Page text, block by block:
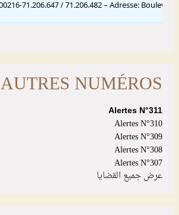
AUTRES NUMÉROS
Alertes N°311
Alertes N°310
Alertes N°309
Alertes N°308
Alertes N°307
عرض جميع القضايا